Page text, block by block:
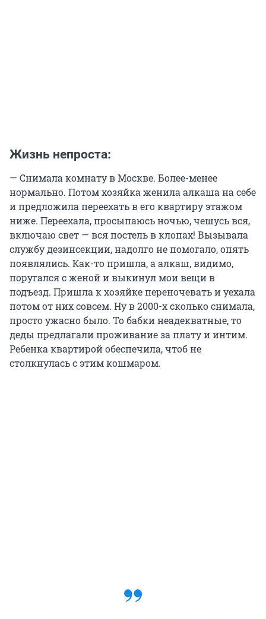
Жизнь непроста:
— Снимала комнату в Москве. Более-менее
нормально. Потом хозяйка женила алкаша на себе
и предложила переехать в его квартиру этажом
ниже. Переехала, просыпаюсь ночью, чешусь вся,
включаю свет — вся постель в клопах! Вызывала
службу дезинсекции, надолго не помогало, опять
появлялись. Как-то пришла, а алкаш, видимо,
поругался с женой и выкинул мои вещи в
подъезд. Пришла к хозяйке переночевать и уехала
потом от них совсем. Ну в 2000-х сколько снимала,
просто ужасно было. То бабки неадекватные, то
деды предлагали проживание за плату и интим.
Ребенка квартирой обеспечила, чтоб не
столкнулась с этим кошмаром.